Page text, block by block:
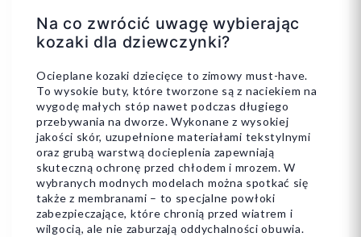
Na co zwrócić uwagę wybierając
kozaki dla dziewczynki?
Ocieplane kozaki dziecięce to zimowy must-have.
To wysokie buty, które tworzone są z naciekiem na
wygodę małych stóp nawet podczas długiego
przebywania na dworze. Wykonane z wysokiej
jakości skór, uzupełnione materiałami tekstylnymi
oraz grubą warstwą docieplenia zapewniają
skuteczną ochronę przed chłodem i mrozem. W
wybranych modnych modelach można spotkać się
także z membranami – to specjalne powłoki
zabezpieczające, które chronią przed wiatrem i
wilgocią, ale nie zaburzają oddychalności obuwia.